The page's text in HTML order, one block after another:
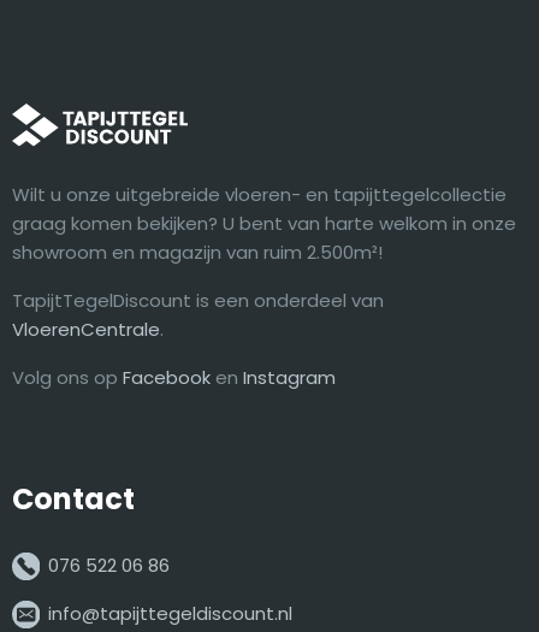
Wilt u onze uitgebreide vloeren- en tapijttegelcollectie
graag komen bekijken? U bent van harte welkom in onze
showroom en magazijn van ruim 2.500m²!
TapijtTegelDiscount is een onderdeel van
VloerenCentrale.
Volg ons op Facebook en Instagram
Contact
076 522 06 86
info@tapijttegeldiscount.nl